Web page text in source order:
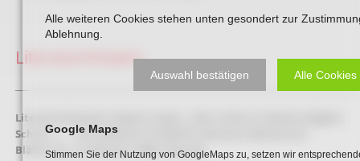
Literaturhinweis
_____________________________________________________________________________________
Literaturhinweis:
Schutz …“ – Der jüdische Friedhof in Beckum (Beckumer
Blätter Nr. 3), Beckum 1988. Seite 68
Alle weiteren Cookies stehen unten gesondert zur
Ablehnung.
Auswahl bestätigen Alle
Google Maps
Stimmen Sie der Nutzung von GoogleMaps zu, setzen wir